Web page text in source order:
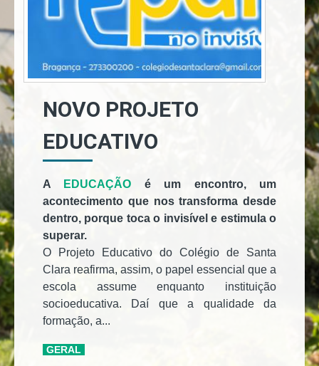
NOVO PROJETO
EDUCATIVO
A EDUCAÇÃO é um encontro, um
acontecimento que nos transforma desde
dentro, porque toca o invisível e estimula o
superar.
O Projeto Educativo do Colégio de Santa
Clara reafirma, assim, o papel essencial que a
escola assume enquanto instituição
socioeducativa. Daí que a qualidade da
formação, a...
GERAL